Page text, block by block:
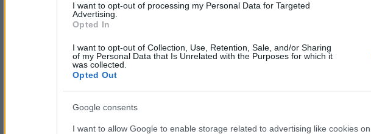
I want to opt-out of processing my Personal Data for Targeted
Advertising.
Opted In
I want to opt-out of Collection, Use, Retention, Sale, and/or Sharing
of my Personal Data that Is Unrelated with the Purposes for which it
was collected.
Opted Out
Google consents
I want to allow Google to enable storage related to advertising like cookies on